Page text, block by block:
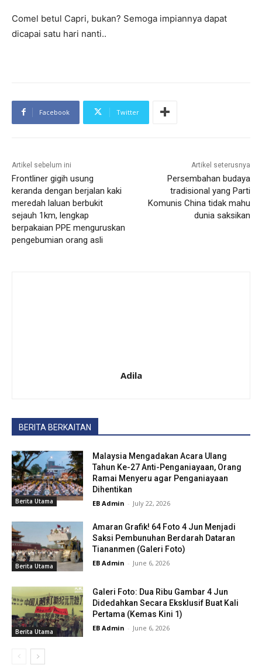
Comel betul Capri, bukan? Semoga impiannya dapat
dicapai satu hari nanti..
Facebook Twitter
Artikel sebelum ini
Frontliner gigih usung
keranda dengan berjalan kaki
meredah laluan berbukit
sejauh 1km, lengkap
berpakaian PPE menguruskan
pengebumian orang asli
Artikel seterusnya
Persembahan budaya
tradisional yang Parti
Komunis China tidak mahu
dunia saksikan
Adila
BERITA BERKAITAN
Berita Utama
Malaysia Mengadakan Acara Ulang
Tahun Ke-27 Anti-Penganiayaan, Orang
Ramai Menyeru agar Penganiayaan
Dihentikan
EB Admin - July 22, 2026
Berita Utama
Amaran Grafik! 64 Foto 4 Jun Menjadi
Saksi Pembunuhan Berdarah Dataran
Tiananmen (Galeri Foto)
EB Admin - June 6, 2026
Berita Utama
Galeri Foto: Dua Ribu Gambar 4 Jun
Didedahkan Secara Eksklusif Buat Kali
Pertama (Kemas Kini 1)
EB Admin - June 6, 2026